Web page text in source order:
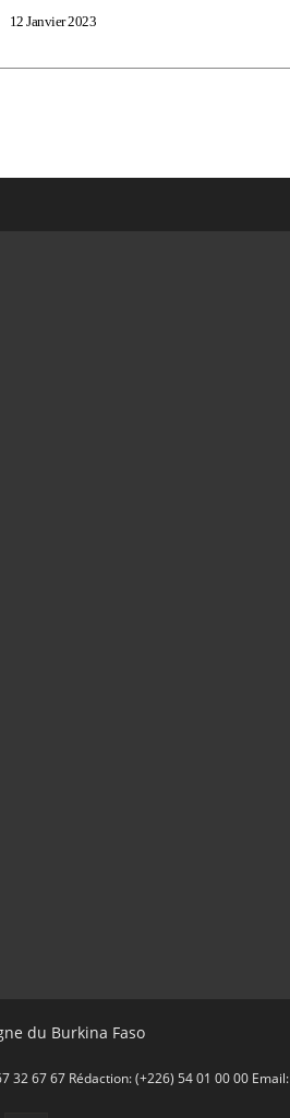
12 Janvier 2023
du Burkina Faso
32 67 67 Rédaction: (+226) 54 01 00 00 Email: